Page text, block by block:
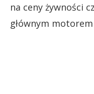
na ceny żywności
głównym